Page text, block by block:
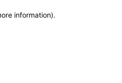
information).